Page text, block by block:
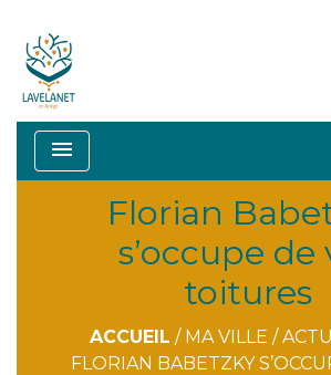
menu
Florian
s’occupe de
toitures
ACCUEIL / MA VILLE /
FLORIAN BABETZKY